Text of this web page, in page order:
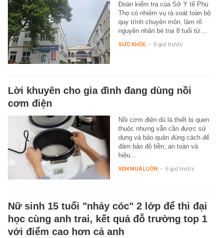
Đoàn kiểm tra của Sở Y tế Phú
Thọ có nhiệm vụ rà soát toàn bộ
quy trình chuyên môn, làm rõ
nguyên nhân bé trai 8 tuổi tử…
SỨC KHỎE - 5 giờ trước
Lời khuyên cho gia đình đang dùng nồi
cơm điện
Nồi cơm điện dù là thiết bị quen
thuộc nhưng vẫn cần được sử
dụng và bảo quản đúng cách để
đảm bảo độ bền, an toàn và
hiệu…
XEM MUA LUÔN - 5 giờ trước
Nữ sinh 15 tuổi "nhảy cóc" 2 lớp để thi đại
học cùng anh trai, kết quả đỗ trường top 1
với điểm cao hơn cả anh